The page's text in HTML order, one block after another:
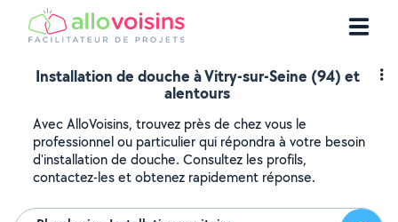
Installation de douche à Vitry-sur-Seine (94) et
alentours
Avec AlloVoisins, trouvez près de chez vous le
professionnel ou particulier qui répondra à votre besoin
d'installation de douche. Consultez les profils,
contactez-les et obtenez rapidement réponse.